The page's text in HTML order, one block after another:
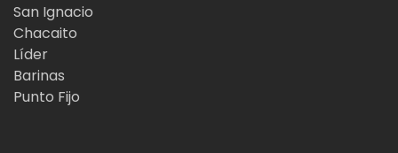
San Ignacio
Chacaito
Líder
Barinas
Punto Fijo